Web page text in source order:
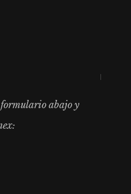
formulario abajo y